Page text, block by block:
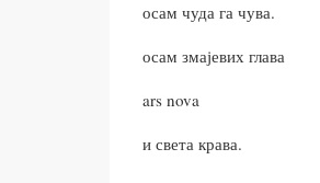
осам чуда га чува.
осам змајевих глава
ars nova
и света крава.